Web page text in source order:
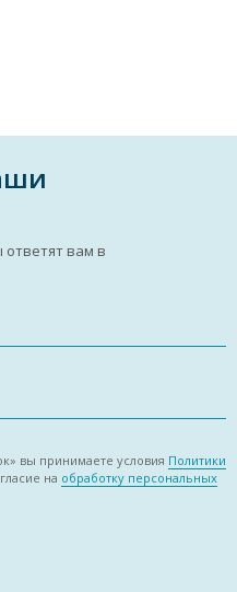
вам в
вы принимаете условия Политики
на обработку персональных